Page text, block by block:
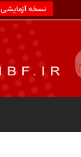
نسخه آزمایشی